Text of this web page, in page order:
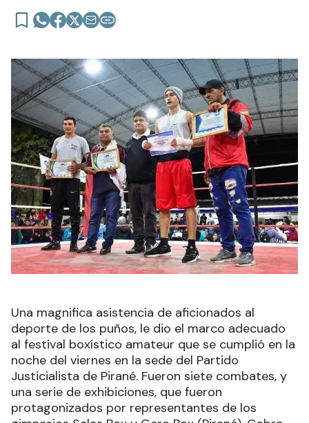
Una magnifica asistencia de aficionados al
deporte de los puños, le dio el marco adecuado
al festival boxístico amateur que se cumplió en la
noche del viernes en la sede del Partido
Justicialista de Pirané. Fueron siete combates, y
una serie de exhibiciones, que fueron
protagonizados por representantes de los